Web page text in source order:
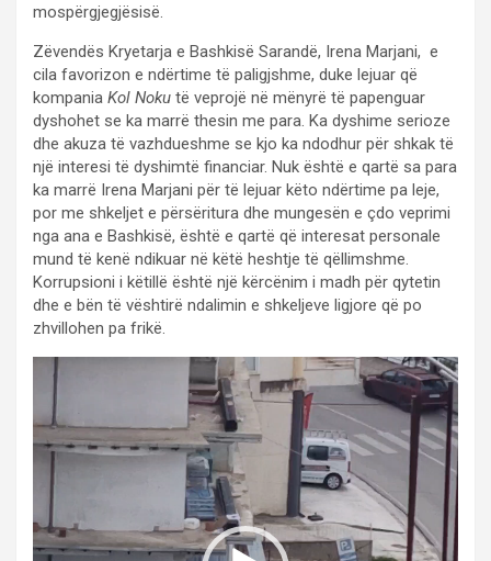
mospërgjegjësisë.
Zëvendës Kryetarja e Bashkisë Sarandë, Irena Marjani, e
cila favorizon e ndërtime të paligjshme, duke lejuar që
kompania Kol Noku të veprojë në mënyrë të papenguar
dyshohet se ka marrë thesin me para. Ka dyshime serioze
dhe akuza të vazhdueshme se kjo ka ndodhur për shkak të
një interesi të dyshimtë financiar. Nuk është e qartë sa para
ka marrë Irena Marjani për të lejuar këto ndërtime pa leje,
por me shkeljet e përsëritura dhe mungesën e çdo veprimi
nga ana e Bashkisë, është e qartë që interesat personale
mund të kenë ndikuar në këtë heshtje të qëllimshme.
Korrupsioni i këtillë është një kërcënim i madh për qytetin
dhe e bën të vështirë ndalimin e shkeljeve ligjore që po
zhvillohen pa frikë.
Video